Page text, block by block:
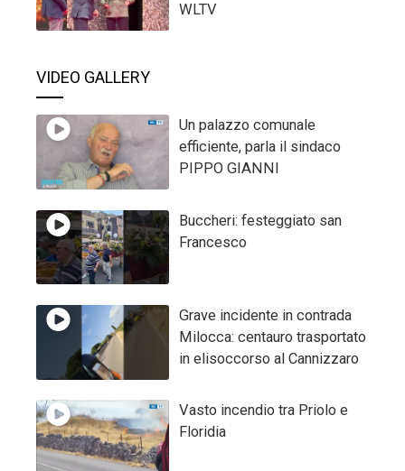
WLTV
VIDEO GALLERY
Un palazzo comunale
efficiente, parla il sindaco
PIPPO GIANNI
Buccheri: festeggiato san
Francesco
Grave incidente in contrada
Milocca: centauro trasportato
in elisoccorso al Cannizzaro
Vasto incendio tra Priolo e
Floridia